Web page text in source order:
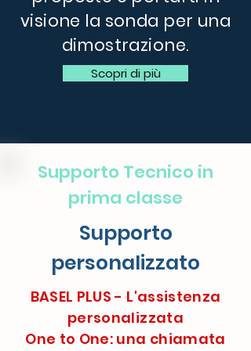
visione la sonda per una
dimostrazione.
Scopri di più
Supporto Tecnico in
prima classe
Supporto
personalizzato
BASEL PLUS - L'assistenza
personalizzata
One to One: una chiamata